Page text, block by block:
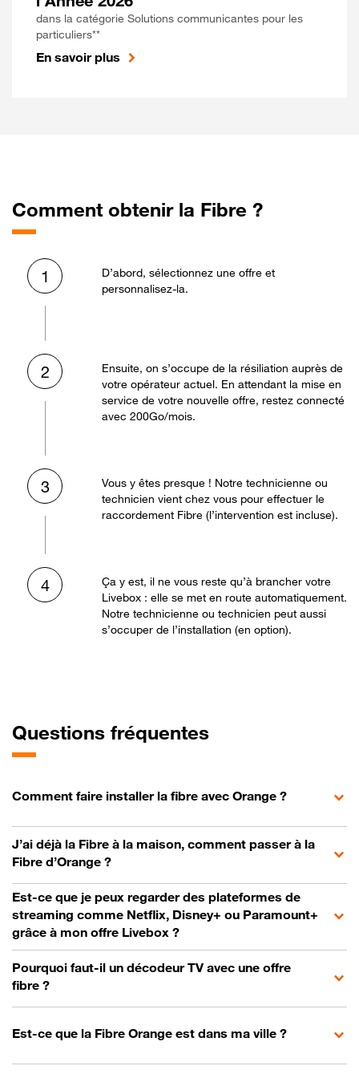
dans la catégorie Solutions communicantes pour les
particuliers**
En savoir plus
Comment obtenir la Fibre ?
1
D’abord, sélectionnez une offre et
personnalisez-la.
2
Ensuite, on s’occupe de la résiliation auprès de
votre opérateur actuel. En attendant la mise en
service de votre nouvelle offre, restez connecté
avec 200Go/mois.
3
Vous y êtes presque ! Notre technicienne ou
technicien vient chez vous pour effectuer le
raccordement Fibre (l’intervention est incluse).
4
Ça y est, il ne vous reste qu’à brancher votre
Livebox : elle se met en route automatiquement.
Notre technicienne ou technicien peut aussi
s’occuper de l’installation (en option).
Questions fréquentes
Comment faire installer la fibre avec Orange ?
J’ai déjà la Fibre à la maison, comment passer à la
Fibre d’Orange ?
Est-ce que je peux regarder des plateformes de
streaming comme Netflix, Disney+ ou Paramount+
grâce à mon offre Livebox ?
Pourquoi faut-il un décodeur TV avec une offre
fibre ?
Est-ce que la Fibre Orange est dans ma ville ?